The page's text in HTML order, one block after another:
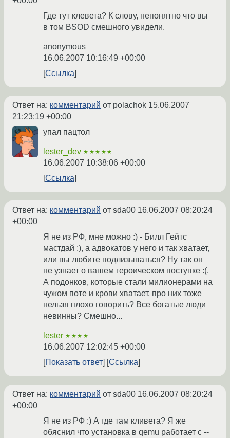
Где тут клевета? К слову, непонятно что вы
в том BSOD смешного увидели.
anonymous
16.06.2007 10:16:49 +00:00
Ссылка
Ответ на: комментарий от polachok 15.06.2007
21:23:19 +00:00
упал пацтол
lester_dev ★★★★★
16.06.2007 10:38:06 +00:00
Ссылка
Ответ на: комментарий от sda00 16.06.2007 08:20:24
+00:00
Я не из РФ, мне можно :) - Билл Гейтс
мастдай :), а адвокатов у него и так хватает,
или вы любите подлизываться? Ну так он
не узнает о вашем героическом поступке :(.
А подонков, которые стали милионерами на
чужом поте и крови хватает, про них тоже
нельзя плохо говорить? Все богатые люди
невинны? Смешно...
lester ★★★★
16.06.2007 12:02:45 +00:00
Показать ответ
Ссылка
Ответ на: комментарий от sda00 16.06.2007 08:20:24
+00:00
Я не из РФ :) А где там кливета? Я же
обяснил что установка в qemu работает с --